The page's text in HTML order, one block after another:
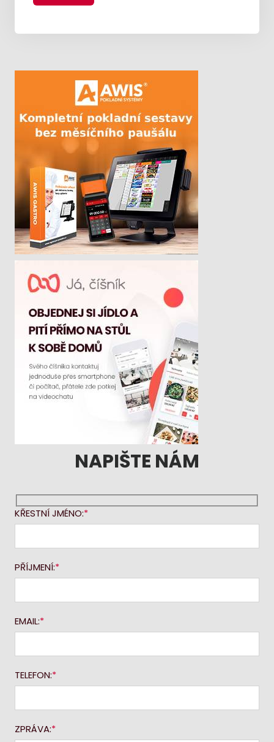
NAPIŠTE NÁM
KŘESTNÍ JMÉNO:
PŘÍJMENÍ:
EMAIL:
TELEFON:
ZPRÁVA: